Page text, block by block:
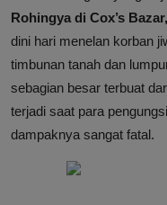
Rohingya di Cox’s
dini hari menelan korban
timbunan tanah dan
sebagian besar terbuat
terjadi saat para
dampaknya sangat fatal.